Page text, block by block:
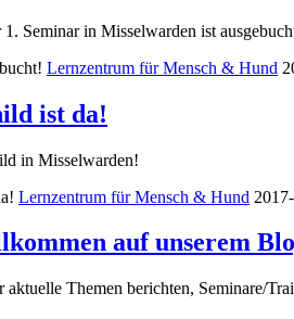
Seminar in Misselwarden ist
Lernzentrum für Mensch & Hund
ist da!
in Misselwarden!
Lernzentrum für Mensch & Hund
auf unserem
Themen berichten, Seminare/